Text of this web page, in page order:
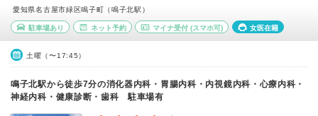
愛知県名古屋市緑区鳴子町（鳴子北駅）
駐車場あり ネット予約 マイナ受付 (スマホ可) 女医在籍
土曜（〜17:45）
鳴子北駅から徒歩7分の消化器内科・胃腸内科・内視鏡内科・心療内科・
神経内科・健康診断・歯科 駐車場有